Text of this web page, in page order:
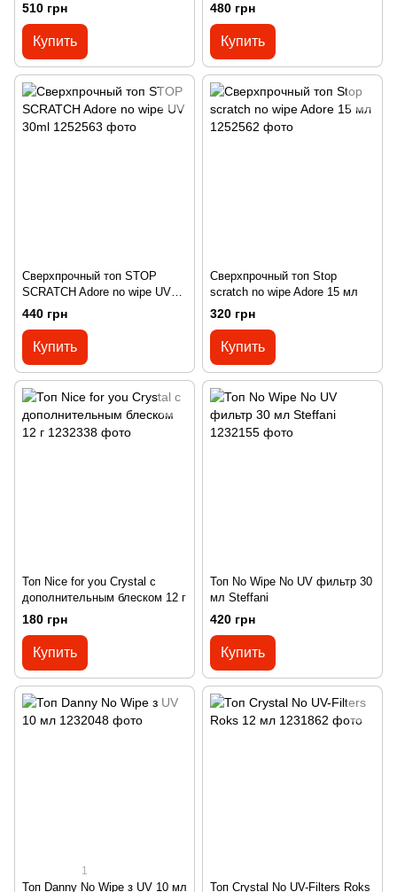
510 грн
Купить
480 грн
Купить
Сверхпрочный топ STOP
SCRATCH Adore no wipe UV
30ml
440 грн
Купить
Сверхпрочный топ Stop
scratch no wipe Adore 15 мл
320 грн
Купить
Топ Nice for you Crystal с
дополнительным блеском 12 г
180 грн
Купить
Топ No Wipe No UV фильтр 30
мл Steffani
420 грн
Купить
1
Топ Danny No Wipe з UV 10 мл
Топ Crystal No UV-Filters Roks